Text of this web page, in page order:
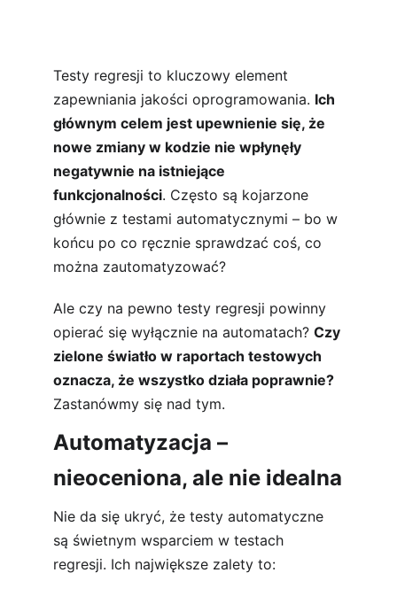
Testy regresji to kluczowy element
zapewniania jakości oprogramowania. Ich
głównym celem jest upewnienie się, że
nowe zmiany w kodzie nie wpłynęły
negatywnie na istniejące
funkcjonalności. Często są kojarzone
głównie z testami automatycznymi – bo w
końcu po co ręcznie sprawdzać coś, co
można zautomatyzować?
Ale czy na pewno testy regresji powinny
opierać się wyłącznie na automatach? Czy
zielone światło w raportach testowych
oznacza, że wszystko działa poprawnie?
Zastanówmy się nad tym.
Automatyzacja –
nieoceniona, ale nie idealna
Nie da się ukryć, że testy automatyczne
są świetnym wsparciem w testach
regresji. Ich największe zalety to: